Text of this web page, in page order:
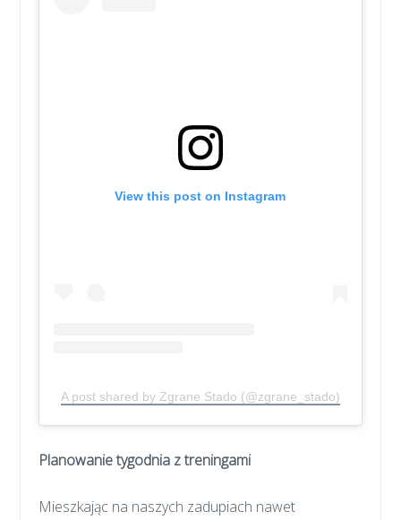
View this post on Instagram
A post shared by Zgrane Stado (@zgrane_stado)
Planowanie tygodnia z treningami
Mieszkając na naszych zadupiach nawet